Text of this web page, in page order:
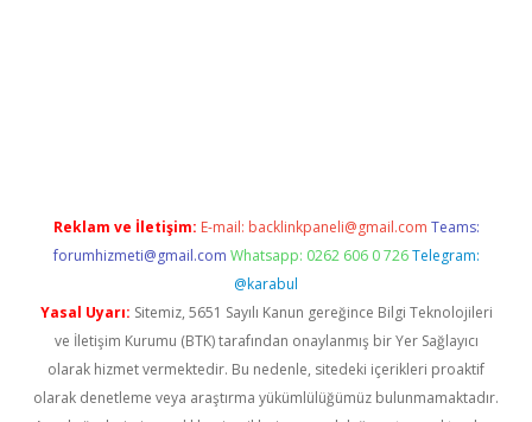
Reklam ve İletişim: E-mail: backlinkpaneli@gmail.com Teams:
forumhizmeti@gmail.com Whatsapp: 0262 606 0 726 Telegram:
@karabul
Yasal Uyarı: Sitemiz, 5651 Sayılı Kanun gereğince Bilgi Teknolojileri
ve İletişim Kurumu (BTK) tarafından onaylanmış bir Yer Sağlayıcı
olarak hizmet vermektedir. Bu nedenle, sitedeki içerikleri proaktif
olarak denetleme veya araştırma yükümlülüğümüz bulunmamaktadır.